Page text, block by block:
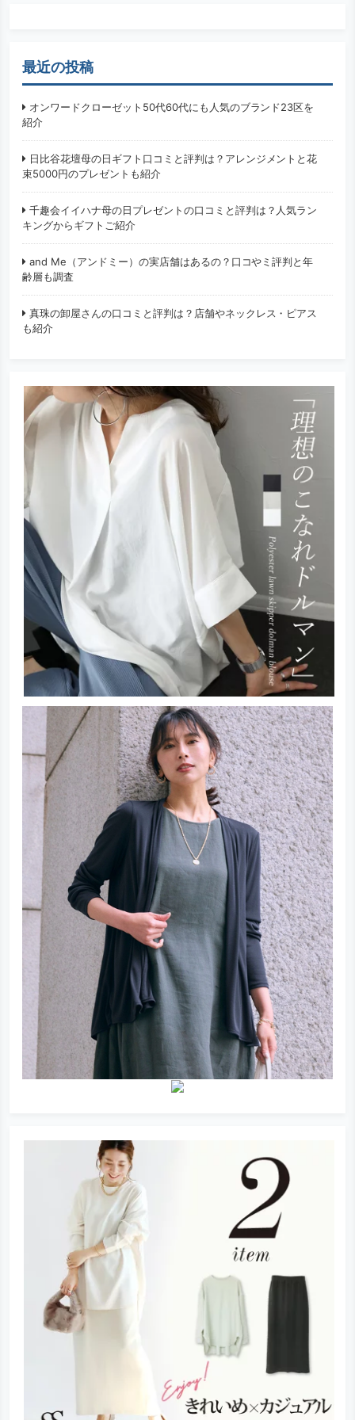
最近の投稿
オンワードクローゼット50代60代にも人気のブランド23区を
紹介
日比谷花壇母の日ギフト口コミと評判は？アレンジメントと花
束5000円のプレゼントも紹介
千趣会イイハナ母の日プレゼントの口コミと評判は？人気ラン
キングからギフトご紹介
and Me（アンドミー）の実店舗はあるの？口コやミ評判と年
齢層も調査
真珠の卸屋さんの口コミと評判は？店舗やネックレス・ピアス
も紹介